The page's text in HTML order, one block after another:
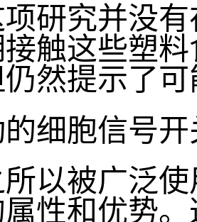
项研究并没
触这些塑
然提示了
细胞信号开
以被广泛
性和优势